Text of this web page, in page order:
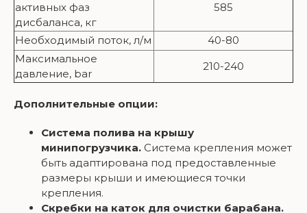
активных фаз
дисбаланса, кг
585
Необходимый поток, л/м
40-80
Максимальное
давление, bar
210-240
Дополнительные опции:
Система полива на крышу
минипогрузчика. Система крепления может
быть адаптирована под предоставленные
размеры крыши и имеющиеся точки
крепления.
Скребки на каток для очистки барабана.